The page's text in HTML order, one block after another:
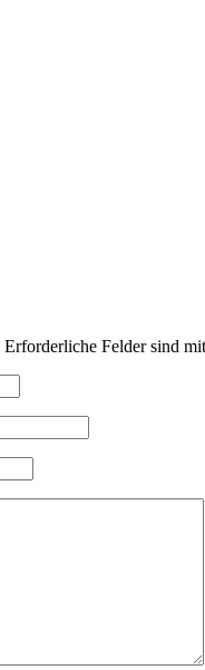
Erforderliche Felder sind mit